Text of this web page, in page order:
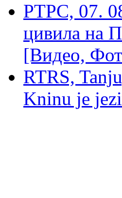
РТРС, 07.
цивила на
[Видео,
RTRS,
Kninu je